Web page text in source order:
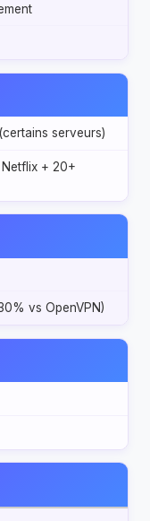
serveurs)
+ 20+
vs OpenVPN)